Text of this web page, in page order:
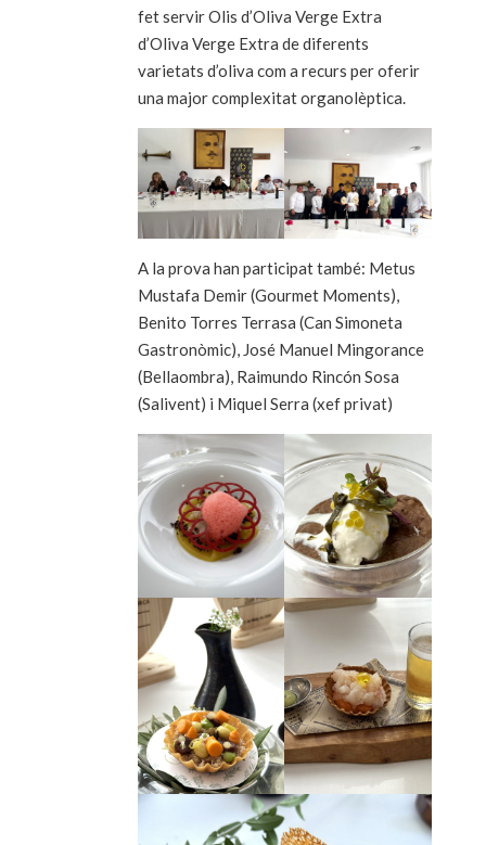
fet servir Olis d’Oliva Verge Extra
d’Oliva Verge Extra de diferents
varietats d’oliva com a recurs per oferir
una major complexitat organolèptica.
A la prova han participat també: Metus
Mustafa Demir (Gourmet Moments),
Benito Torres Terrasa (Can Simoneta
Gastronòmic), José Manuel Mingorance
(Bellaombra), Raimundo Rincón Sosa
(Salivent) i Miquel Serra (xef privat)